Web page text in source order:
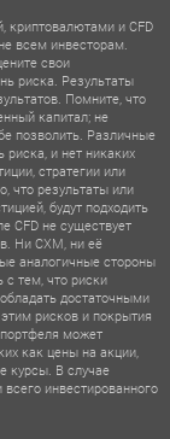
криптовалютами и CFD
всем инвесторам.
свои
риска. Результаты
Помните, что
капитал; не
позволить. Различные
и нет никаких
стратегии или
что результаты или
будут подходить
CFD не существует
Ни CXM, ни её
аналогичные стороны
с тем, что риски
достаточными
рисков и покрытия
может
как цены на акции,
курсы. В случае
инвестированного